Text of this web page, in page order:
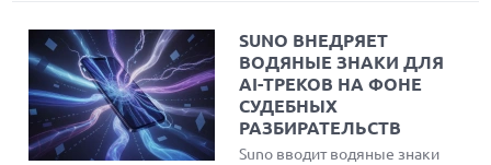
и снизить зависимость от
сторонних поставщиков
вычислительных
мощностей.
SUNO ВНЕДРЯЕТ
ВОДЯНЫЕ ЗНАКИ ДЛЯ
AI-ТРЕКОВ НА ФОНЕ
СУДЕБНЫХ
РАЗБИРАТЕЛЬСТВ
Suno вводит водяные знаки